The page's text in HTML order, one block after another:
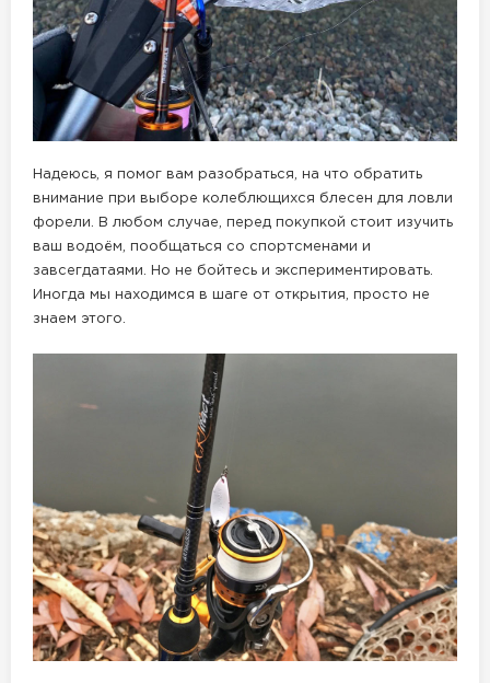
Надеюсь, я помог вам разобраться, на что обратить
внимание при выборе колеблющихся блесен для ловли
форели. В любом случае, перед покупкой стоит изучить
ваш водоём, пообщаться со спортсменами и
завсегдатаями. Но не бойтесь и экспериментировать.
Иногда мы находимся в шаге от открытия, просто не
знаем этого.